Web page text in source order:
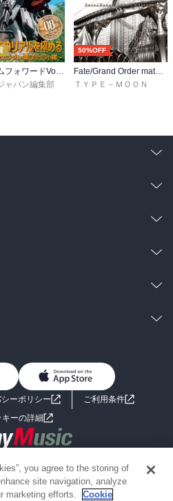
ャパン編集部
50%OFF
Fate/Grand Order material XVI
ＴＹＰＥ－ＭＯＯＮ
男子向けラノベ
小説
海外小説
SF
お問い合わせ
ーポリシー
ご利用条件
キーの詳細
Music Entertainment(Japan) Inc.
the Japan domestic market only
you agree to the storing of
site navigation, analyze
marketing efforts.
Cookie